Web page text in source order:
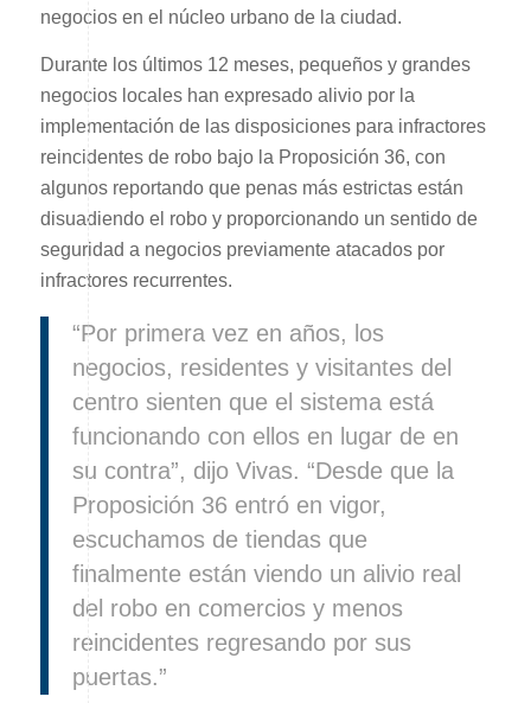
negocios en el núcleo urbano de la ciudad.
Durante los últimos 12 meses, pequeños y grandes
negocios locales han expresado alivio por la
implementación de las disposiciones para infractores
reincidentes de robo bajo la Proposición 36, con
algunos reportando que penas más estrictas están
disuadiendo el robo y proporcionando un sentido de
seguridad a negocios previamente atacados por
infractores recurrentes.
“Por primera vez en años, los
negocios, residentes y visitantes del
centro sienten que el sistema está
funcionando con ellos en lugar de en
su contra”, dijo Vivas. “Desde que la
Proposición 36 entró en vigor,
escuchamos de tiendas que
finalmente están viendo un alivio real
del robo en comercios y menos
reincidentes regresando por sus
puertas.”